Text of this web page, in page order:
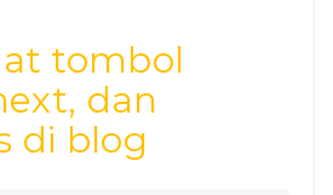
tombol
dan
di blog